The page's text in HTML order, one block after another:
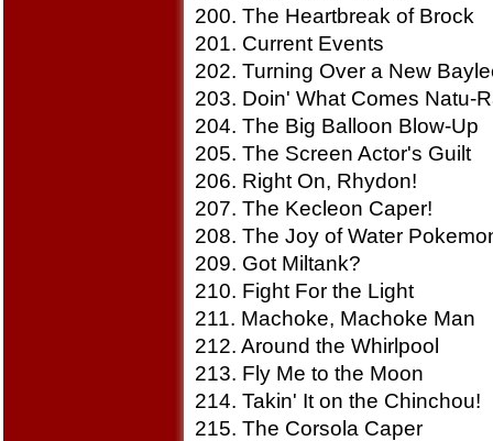
200. The Heartbreak of Brock
201. Current Events
202. Turning Over a New
203. Doin' What Comes Natu-
204. The Big Balloon Blow-Up
205. The Screen Actor's Guilt
206. Right On, Rhydon!
207. The Kecleon Caper!
208. The Joy of Water
209. Got Miltank?
210. Fight For the Light
211. Machoke, Machoke Man
212. Around the Whirlpool
213. Fly Me to the Moon
214. Takin' It on the Chinchou!
215. The Corsola Caper